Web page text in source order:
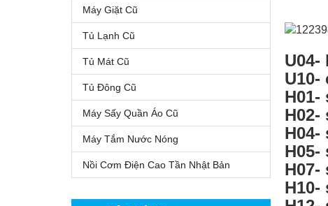
Máy Giặt Cũ
Tủ Lạnh Cũ
Tủ Mát Cũ
Tủ Đông Cũ
Máy Sấy Quần Áo Cũ
Máy Tắm Nước Nóng
Nồi Cơm Điện Cao Tần Nhật Bản
U04-
U10-
H02-
H04-
H10-